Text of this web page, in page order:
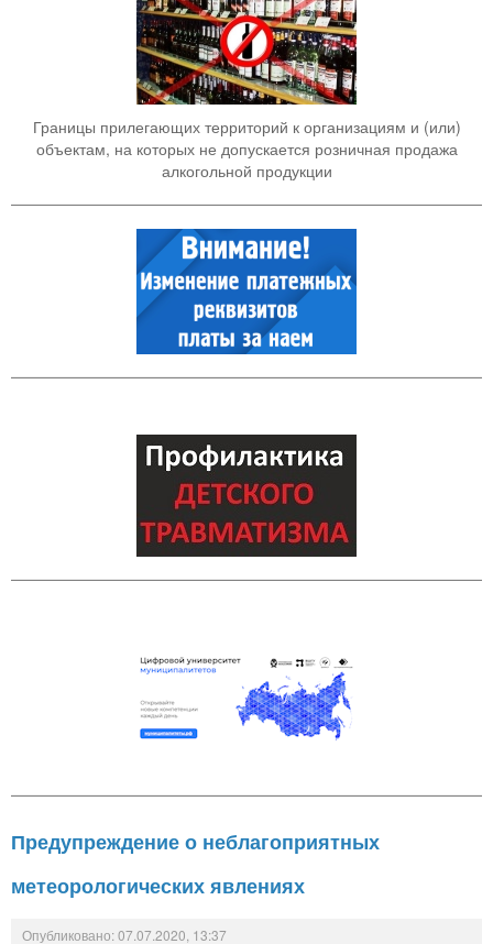
Границы прилегающих территорий к организациям и (или)
объектам, на которых не допускается розничная продажа
алкогольной продукции
Предупреждение о неблагоприятных
метеорологических явлениях
Опубликовано: 07.07.2020, 13:37